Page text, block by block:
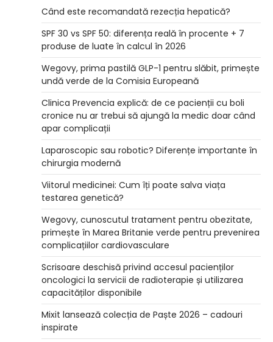
Când este recomandată rezecția hepatică?
SPF 30 vs SPF 50: diferența reală în procente + 7
produse de luate în calcul în 2026
Wegovy, prima pastilă GLP-1 pentru slăbit, primește
undă verde de la Comisia Europeană
Clinica Prevencia explică: de ce pacienții cu boli
cronice nu ar trebui să ajungă la medic doar când
apar complicații
Laparoscopic sau robotic? Diferențe importante în
chirurgia modernă
Viitorul medicinei: Cum îți poate salva viața
testarea genetică?
Wegovy, cunoscutul tratament pentru obezitate,
primește în Marea Britanie verde pentru prevenirea
complicațiilor cardiovasculare
Scrisoare deschisă privind accesul pacienților
oncologici la servicii de radioterapie și utilizarea
capacităților disponibile
Mixit lansează colecția de Paște 2026 – cadouri
inspirate